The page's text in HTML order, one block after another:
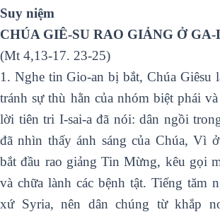
Suy niệm
CHÚA GIÊ-SU RAO GIẢNG Ở
(Mt 4,13-17. 23-25)
1. Nghe tin Gio-an bị bắt, Chúa Giêsu
tránh sự thù hằn của nhóm biệt phái
lời tiên tri I-sai-a đã nói: dân ngồi
đã nhìn thấy ánh sáng của Chúa, Vì
bắt đầu rao giảng Tin Mừng, kêu gọi
và chữa lành các bệnh tật. Tiếng tăm
xứ Syria, nên dân chúng từ khắp